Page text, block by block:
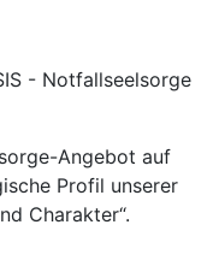
- Notfallseelsorge
Angebot auf
Profil unserer
Charakter“.